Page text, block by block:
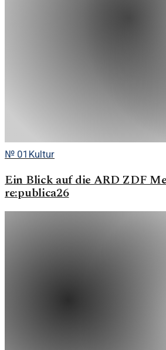
№ 01 Kultur
Ein Blick auf die ARD ZDF
re:publica26